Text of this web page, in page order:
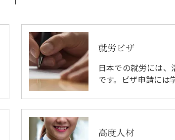
就労ビザ
日本での就労には
です。ビザ申請に
高度人材